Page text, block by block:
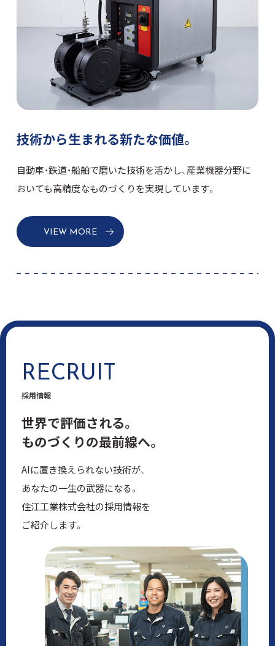
技術から生まれる新たな価値。
自動車・鉄道・船舶で磨いた技術を活かし、産業機器分野に
おいても高精度なものづくりを実現しています。
VIEW MORE
RECRUIT
採用情報
世界で評価される。
ものづくりの最前線へ。
AIに置き換えられない技術が、
あなたの一生の武器になる。
住江工業株式会社の採用情報を
ご紹介します。